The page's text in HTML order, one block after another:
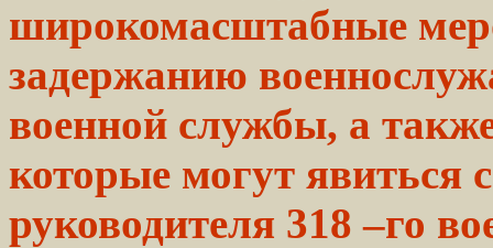
широкомасштабные
задержанию
военной службы, а
которые могут явиться
руководителя 318 –го